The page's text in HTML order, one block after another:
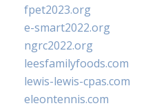
fpet2023.org
e-smart2022.org
ngrc2022.org
leesfamilyfoods.com
lewis-lewis-cpas.com
eleontennis.com